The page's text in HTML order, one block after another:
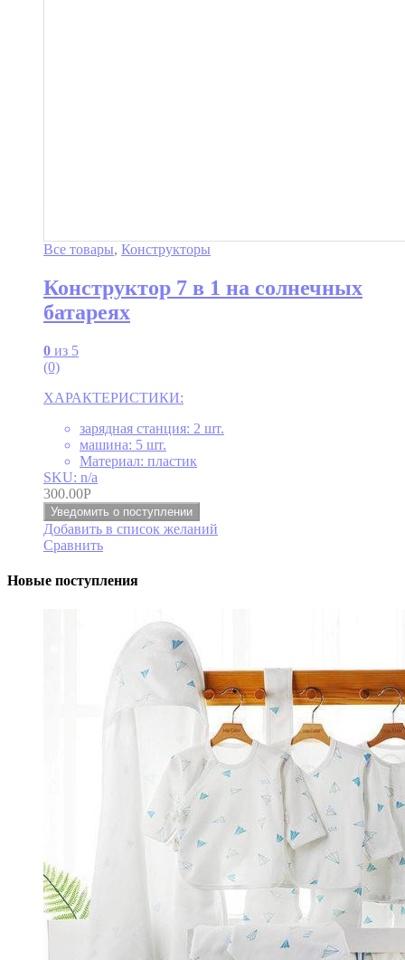
Все товары, Конструкторы
Конструктор 7 в 1 на солнечных
батареях
0 из 5
(0)
ХАРАКТЕРИСТИКИ:
зарядная станция: 2 шт.
машина: 5 шт.
Материал: пластик
SKU: n/a
300.00Р
Уведомить о поступлении
Добавить в список желаний
Сравнить
Новые поступления